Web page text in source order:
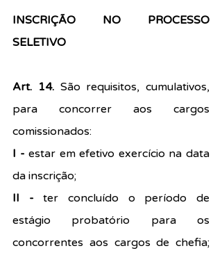
INSCRIÇÃO NO PROCESSO
SELETIVO
Art. 14. São requisitos, cumulativos,
para concorrer aos cargos
comissionados:
I - estar em efetivo exercício na data
da inscrição;
II - ter concluído o período de
estágio probatório para os
concorrentes aos cargos de chefia;